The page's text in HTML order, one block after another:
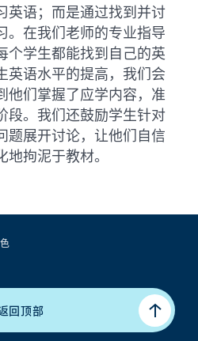
英语；而是通过找到并讨
。在我们老师的专业指导
个学生都能找到自己的英
英语水平的提高，我们会
他们掌握了应学内容，准
段。我们还鼓励学生针对
题展开讨论，让他们自信
拘泥于教材。
回顶部